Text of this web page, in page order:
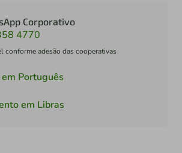
Corporativo
4770
conforme adesão das cooperativas
Português
em Libras